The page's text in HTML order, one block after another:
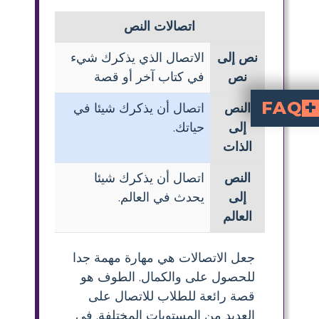
اتصالات النص
نص إلى
نص
الاتصال الذي يذكرك شيء
في كتاب آخر أو قصة
النص
إلى
الذات
اتصال أن يذكرك شيئا في
حياتك.
النص
إلى
العالم
اتصال أن يذكرك شيئا
يحدث في العالم.
جعل الاتصالات هي مهارة مهمة جدا
للحصول على والكمال. الطوف هو
قصة رائعة للطلاب للاتصال على
العديد من المستويات المختلفة. في
FAQ